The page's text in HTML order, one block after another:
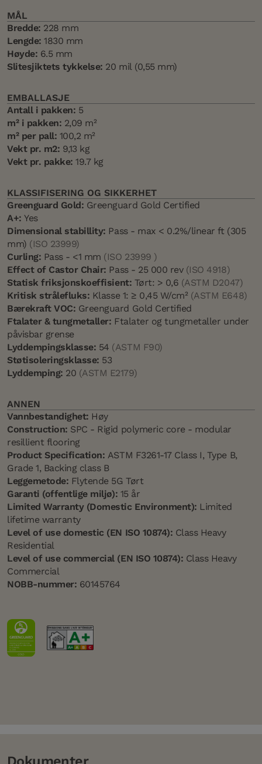
MÅL
Bredde: 228 mm
Lengde: 1830 mm
Høyde: 6.5 mm
Slitesjiktets tykkelse: 20 mil (0,55 mm)
EMBALLASJE
Antall i pakken: 5
m² i pakken: 2,09 m²
m² per pall: 100,2 m²
Vekt pr. m2: 9,13 kg
Vekt pr. pakke: 19.7 kg
KLASSIFISERING OG SIKKERHET
Greenguard Gold: Greenguard Gold Certified
A+: Yes
Dimensional stabillity: Pass - max < 0.2%/linear ft (305
mm) (ISO 23999)
Curling: Pass - <1 mm (ISO 23999 )
Effect of Castor Chair: Pass - 25 000 rev (ISO 4918)
Statisk friksjonskoeffisient: Tørt: > 0,6 (ASTM D2047)
Kritisk strålefluks: Klasse 1: ≥ 0,45 W/cm² (ASTM E648)
Bærekraft VOC: Greenguard Gold Certified
Ftalater & tungmetaller: Ftalater og tungmetaller under
påvisbar grense
Lyddempingsklasse: 54 (ASTM F90)
Støtisoleringsklasse: 53
Lyddemping: 20 (ASTM E2179)
ANNEN
Vannbestandighet: Høy
Construction: SPC - Rigid polymeric core - modular
resillient flooring
Product Specification: ASTM F3261-17 Class I, Type B,
Grade 1, Backing class B
Leggemetode: Flytende 5G Tørt
Garanti (offentlige miljø): 15 år
Limited Warranty (Domestic Environment): Limited
lifetime warranty
Level of use domestic (EN ISO 10874): Class Heavy
Residential
Level of use commercial (EN ISO 10874): Class Heavy
Commercial
NOBB-nummer: 60145764